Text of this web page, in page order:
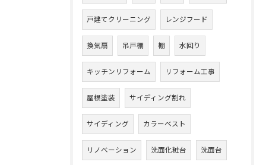
戸建てクリーニング レンジフード
換気扇 吊戸棚 棚 水回り
キッチンリフォーム リフォーム工事
屋根塗装 サイディング割れ
サイディング カラーベスト
リノベーション 洗面化粧台 洗面台